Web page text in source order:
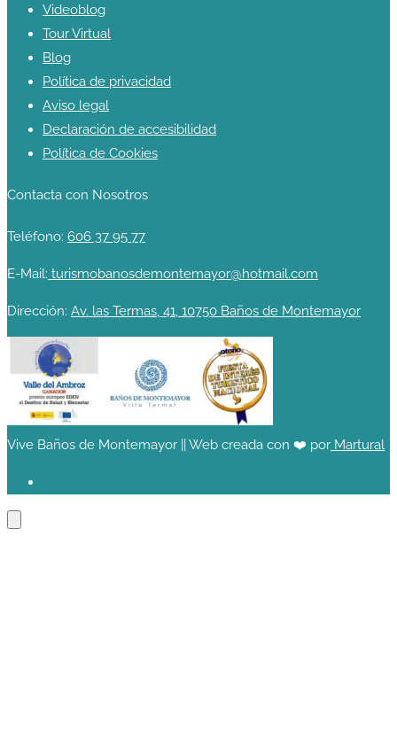
Videoblog
Tour Virtual
Blog
Política de privacidad
Aviso legal
Declaración de accesibilidad
Política de Cookies
Contacta con Nosotros
Teléfono: 606 37 95 77
E-Mail: turismobanosdemontemayor@hotmail.com
Dirección: Av. las Termas, 41, 10750 Baños de Montemayor
Vive Baños de Montemayor || Web creada con ❤️ por Martural